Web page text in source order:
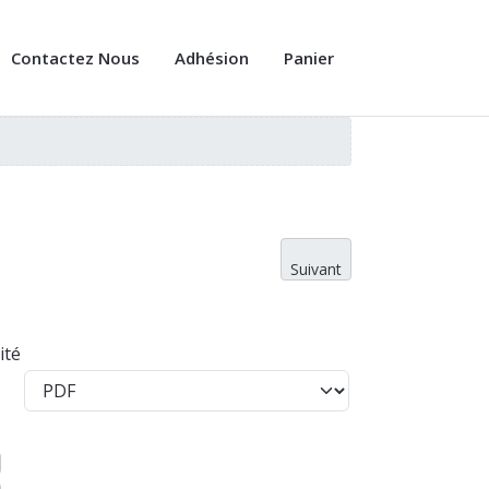
Contactez Nous Adhésion Panier
Suivant